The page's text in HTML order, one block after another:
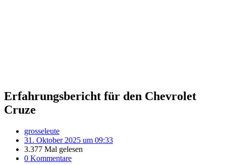
Erfahrungsbericht für den Chevrolet
Cruze
grosseleute
31. Oktober 2025 um 09:33
3.377 Mal gelesen
0 Kommentare